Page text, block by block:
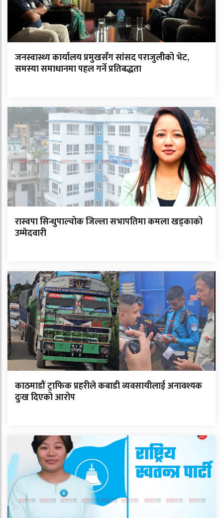
जनस्वास्थ्य कार्यालय प्रमुखसँग सांसद पराजुलीको भेट,
समस्या समाधानमा पहल गर्ने प्रतिबद्धता
रास्वपा सिन्धुपाल्चोक जिल्ला सभापतिमा कमला खड्काको
उम्मेदवारी
काठमाडौं ट्राफिक प्रहरीले कबाडी व्यवसायीलाई अनावश्यक
दुःख दिएको आरोप